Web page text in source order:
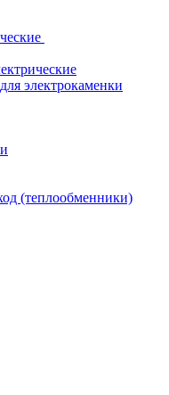
электрокаменки
(теплообменники)